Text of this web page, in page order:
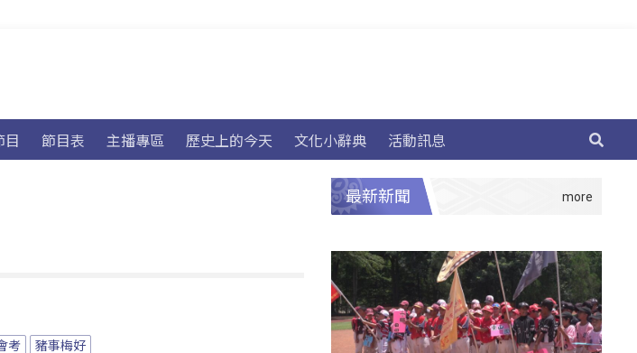
目 節目表 主播專區 歷史上的今天 文化小辭典 活動訊息
考 豬事梅好
最新新聞